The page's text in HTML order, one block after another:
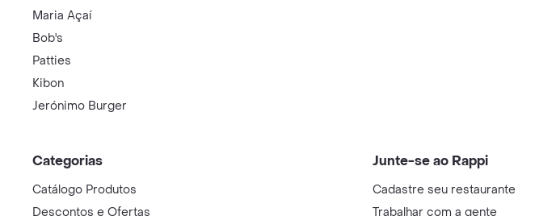
Maria Açaí
Bob's
Patties
Kibon
Jerónimo Burger
Categorias
Catálogo Produtos
Descontos e Ofertas
Junte-se ao Rappi
Cadastre seu restaurante
Trabalhar com a gente